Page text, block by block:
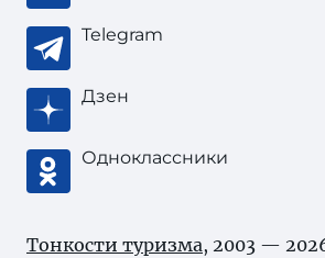
Telegram
Дзен
Одноклассники
Тонкости туризма, 2003 —